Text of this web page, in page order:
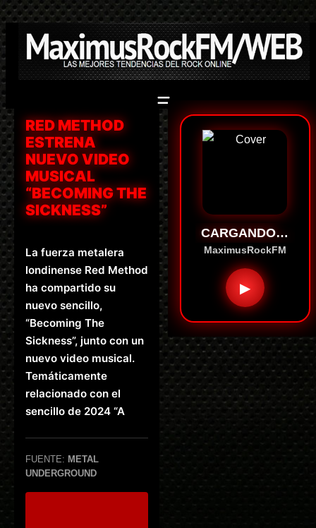
Saltar
al
contenido
RED METHOD
ESTRENA
NUEVO VIDEO
MUSICAL
“BECOMING THE
SICKNESS”
La fuerza metalera
londinense Red Method
ha compartido su
nuevo sencillo,
“Becoming The
Sickness”, junto con un
nuevo video musical.
Temáticamente
relacionado con el
sencillo de 2024 “A
FUENTE: METAL
UNDERGROUND
CARGANDO…
MaximusRockFM
▶